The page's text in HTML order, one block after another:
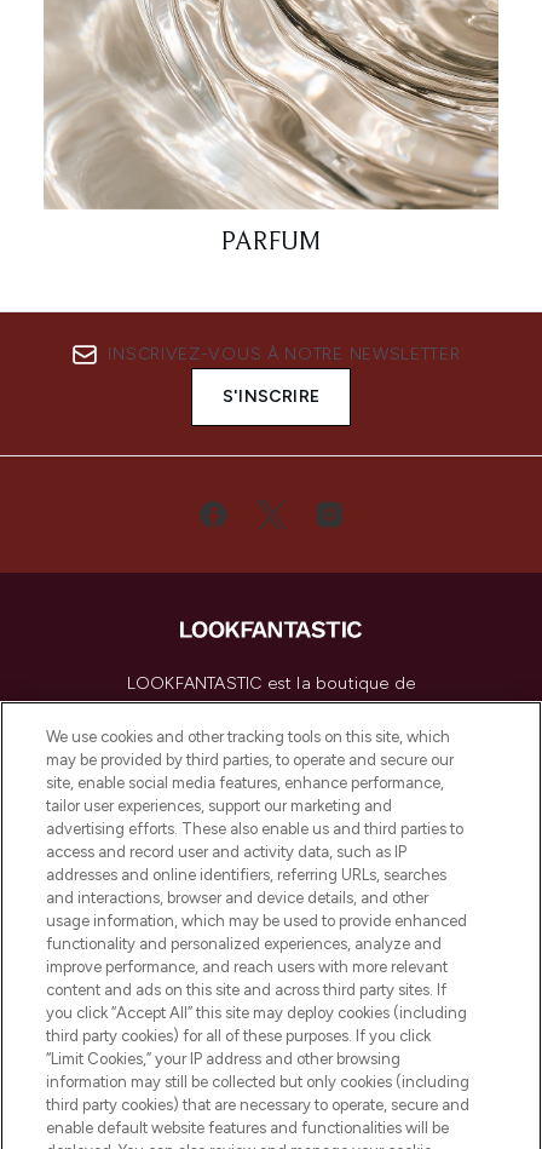
PARFUM
INSCRIVEZ-VOUS À NOTRE NEWSLETTER
S'INSCRIRE
LOOKFANTASTIC est la boutique de
beauté incontournable en Europe,
proposant les meilleurs produits de soins
de la peau, des cheveux et de maquillage
de plus de 200 marques prestigieuses.
Faites vos achats en ligne ou via
l’application, avec la livraison offerte dès
55€ d'achat.
Consentement aux cookies
Do Not Sell or Share My Personal
Information
AIDE ET INFORMATIONS
INFORMATIONS GÉNÉRALES
We use cookies and other tracking tools on this site, which
may be provided by third parties, to operate and secure our
site, enable social media features, enhance performance,
tailor user experiences, support our marketing and
advertising efforts. These also enable us and third parties to
access and record user and activity data, such as IP
addresses and online identifiers, referring URLs, searches
and interactions, browser and device details, and other
usage information, which may be used to provide enhanced
functionality and personalized experiences, analyze and
improve performance, and reach users with more relevant
content and ads on this site and across third party sites. If
you click “Accept All” this site may deploy cookies (including
third party cookies) for all of these purposes. If you click
“Limit Cookies,” your IP address and other browsing
information may still be collected but only cookies (including
third party cookies) that are necessary to operate, secure and
enable default website features and functionalities will be